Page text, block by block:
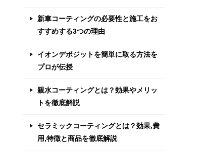
新車コーティングの必要性と施工をお
すすめする3つの理由
イオンデポジットを簡単に取る方法を
プロが伝授
親水コーティングとは？効果やメリッ
トを徹底解説
セラミックコーティングとは？効果,費
用,特徴と商品を徹底解説